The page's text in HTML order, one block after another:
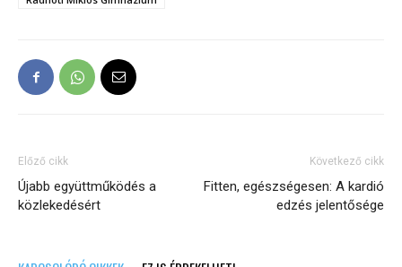
Előző cikk
Újabb együttműködés a
közlekedésért
Következő cikk
Fitten, egészségesen: A kardió
edzés jelentősége